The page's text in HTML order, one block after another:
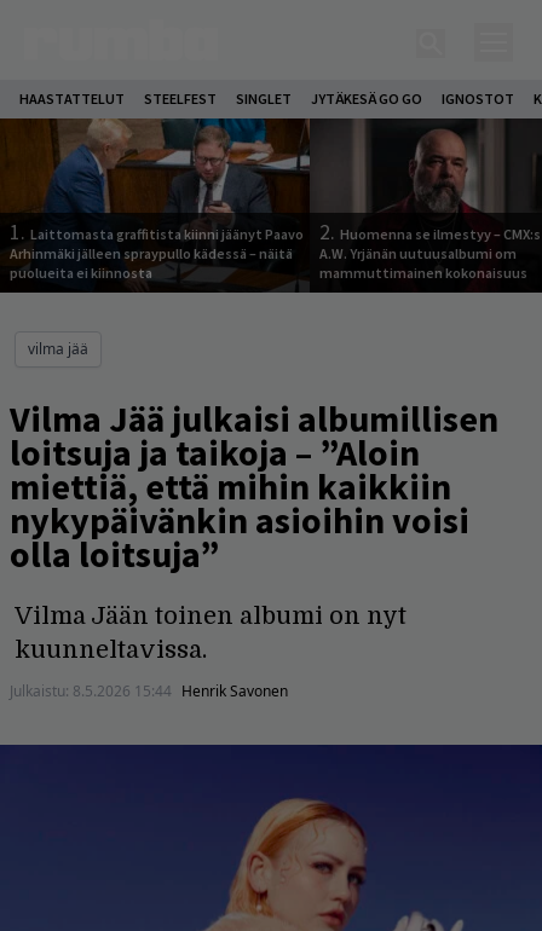
HAASTATTELUT STEELFEST SINGLET JYTÄKESÄ GO GO IGNOSTOT
1. Laittomasta graffitista kiinni jäänyt Paavo
Arhinmäki jälleen spraypullo kädessä – näitä
puolueita ei kiinnosta
2. Huomenna se ilmestyy –
A.W. Yrjänän uutuusalbumi om
mammuttimainen kokonaisuus
vilma jää
Vilma Jää julkaisi albumillisen
loitsuja ja taikoja – ”Aloin
miettiä, että mihin kaikkiin
nykypäivänkin asioihin voisi
olla loitsuja”
Vilma Jään toinen albumi on nyt
kuunneltavissa.
Julkaistu: 8.5.2026 15:44 Henrik Savonen